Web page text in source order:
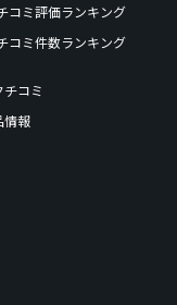
コミ評価ランキング
コミ件数ランキング
コミ
情報